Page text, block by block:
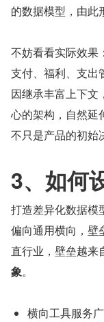
的数据模型，由此
不妨看看实际效果
支付、福利、支出
因继承丰富上下文
心的架构，自然延
不只是产品的初始
3、如何
打造差异化数据模
偏向通用横向，壁
直行业，壁垒越来
象。
横向工具服务